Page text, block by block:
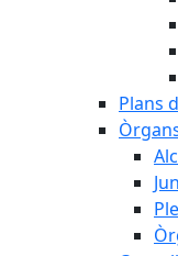
Plans
Ple